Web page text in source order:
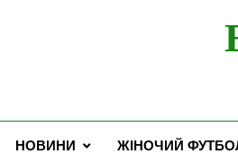
НОВИНИ ЖІНОЧИЙ